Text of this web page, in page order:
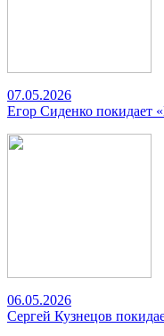
07.05.2026
Егор Сиденко покидает
06.05.2026
Сергей Кузнецов